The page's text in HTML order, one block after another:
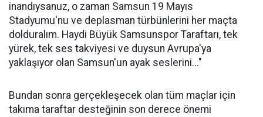
inandıysanuz, o zaman Samsun 19 Mayıs
Stadyumu'nu ve deplasman türbünlerini her maçta
dolduralım. Haydi Büyük Samsunspor Taraftarı, tek
yürek, tek ses takviyesi ve duysun Avrupa'ya
yaklaşıyor olan Samsun'un ayak seslerini..."
Bundan sonra gerçekleşecek olan tüm maçlar için
takıma taraftar desteğinin son derece önemi